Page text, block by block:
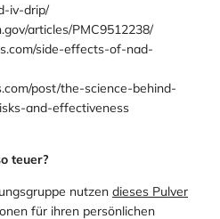
iv-drip/
articles/PMC9512238/
side-effects-of-nad-
post/the-science-behind-
and-effectiveness
teuer?
nutzen dieses Pulver
für ihren persönlichen